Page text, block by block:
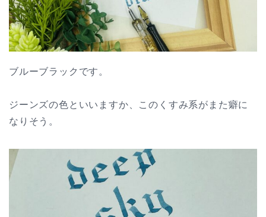
ブルーブラックです。
ジーンズの色といいますか、このくすみ系がまた癖に
なりそう。